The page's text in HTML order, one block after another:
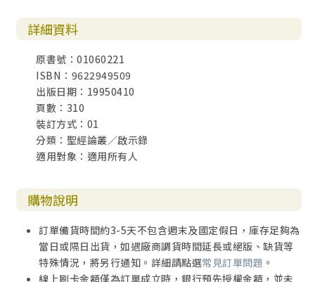
詳細資料
原書號：01060221
ISBN：9622949509
出版日期：19950410
頁數：310
裝訂方式：01
分類：聖經論叢／啟示錄
適用對象：適用所有人
購物說明
訂單備貨時間約3-5天不包含週末及國定假日，庫存足夠為
當日或隔日出貨，如遇廠商調貨時間延長或絕版、缺貨等
特殊情況，將另行通知。詳細請點選常見訂單問題 。
線上刷卡金額僅為訂單成立時，銀行預先授權金額，並未